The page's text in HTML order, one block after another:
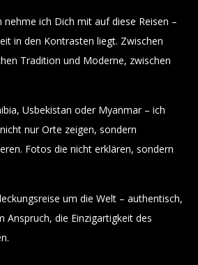
nehme ich Dich mit auf diese Reisen –
in den Kontrasten liegt. Zwischen
Tradition und Moderne, zwischen
Usbekistan oder Myanmar – ich
nur Orte zeigen, sondern
Fotos die nicht erklären, sondern
um die Welt – authentisch,
Anspruch, die Einzigartigkeit des